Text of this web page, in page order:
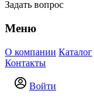
Задать вопрос
Меню
О компании Каталог
Контакты
Войти